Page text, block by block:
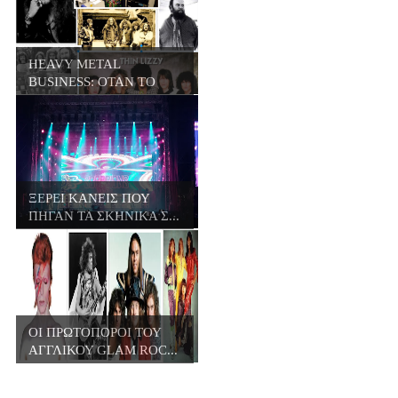
HEAVY METAL
BUSINESS: ΟΤΑΝ ΤΟ
META...
ΞΕΡΕΙ ΚΑΝΕΙΣ ΠΟΥ
ΠΗΓΑΝ ΤΑ ΣΚΗΝΙΚΑ Σ...
ΟΙ ΠΡΩΤΟΠΟΡΟΙ ΤΟΥ
ΑΓΓΛΙΚΟΥ GLAM ROC...